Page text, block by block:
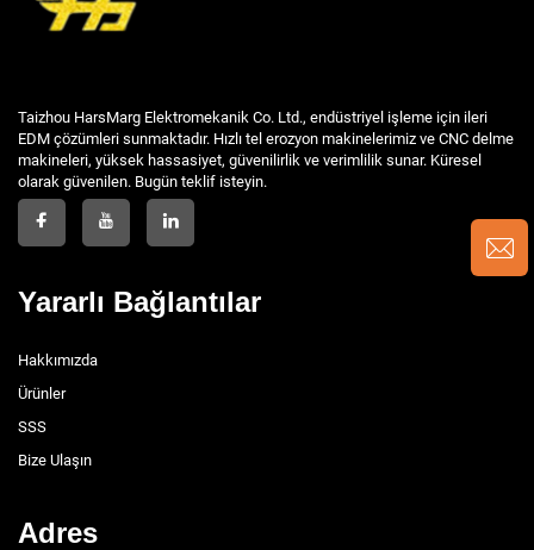
Taizhou HarsMarg Elektromekanik Co. Ltd., endüstriyel işleme için ileri
EDM çözümleri sunmaktadır. Hızlı tel erozyon makinelerimiz ve CNC delme
makineleri, yüksek hassasiyet, güvenilirlik ve verimlilik sunar. Küresel
olarak güvenilen. Bugün teklif isteyin.
Yararlı Bağlantılar
Hakkımızda
Ürünler
SSS
Bize Ulaşın
Adres